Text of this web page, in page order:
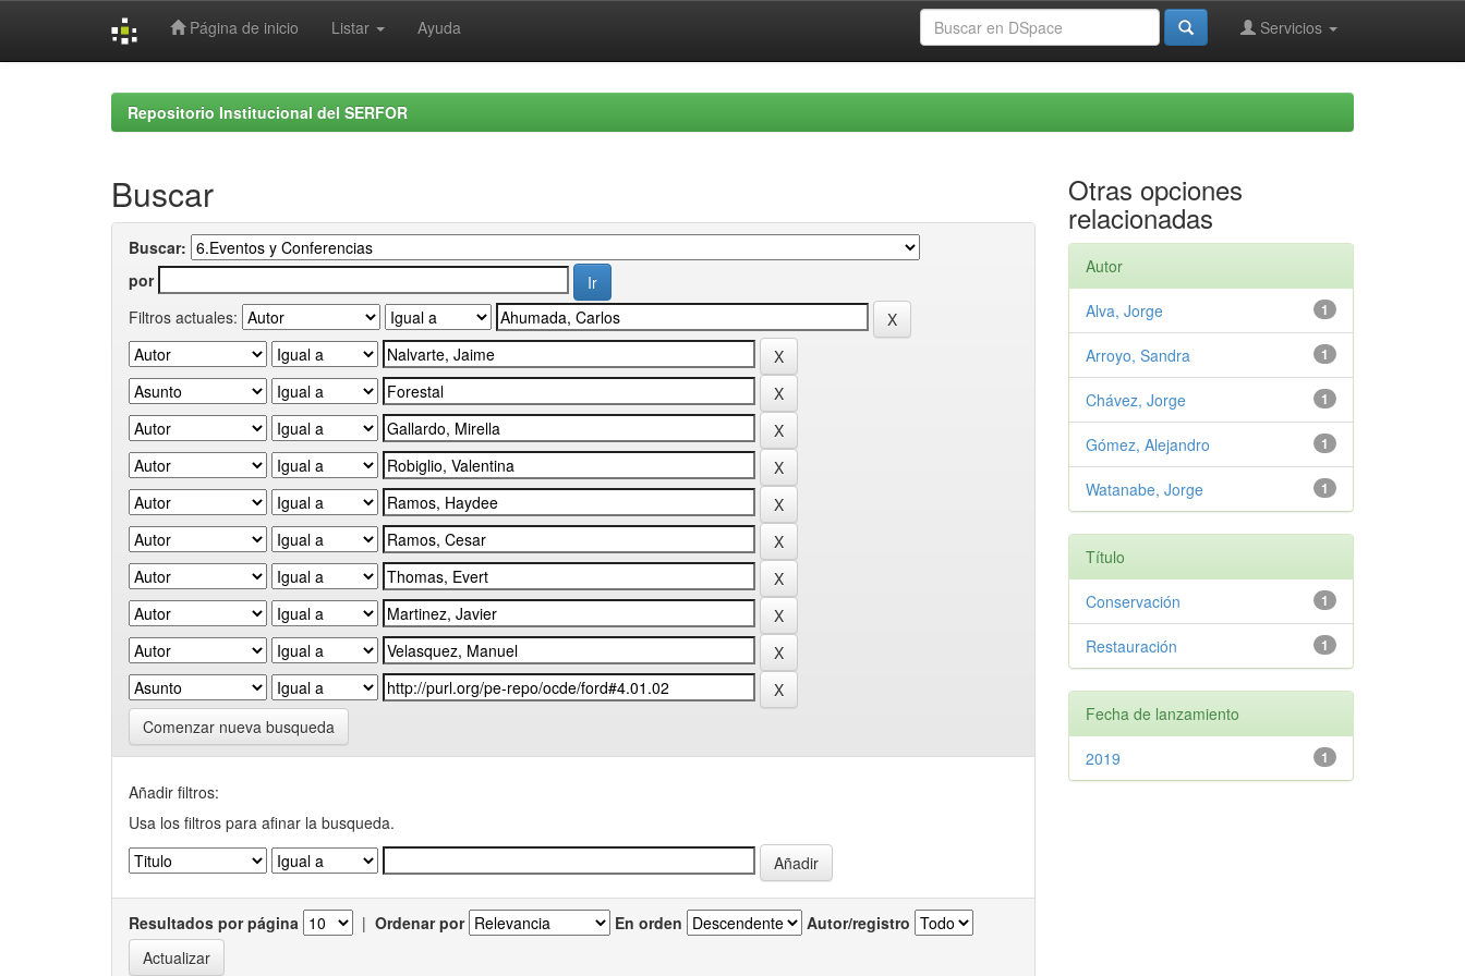
Página de inicio Listar Ayuda Servicios
Repositorio Institucional del SERFOR
Buscar
Buscar:
por
Filtros actuales:
Comenzar nueva busqueda
Añadir filtros:
Usa los filtros para afinar la busqueda.
Resultados por página | Ordenar por En orden Autor/registro
Otras opciones
relacionadas
Autor
1
Alva, Jorge
1
Arroyo, Sandra
1
Chávez, Jorge
1
Gómez, Alejandro
1
Watanabe, Jorge
Título
1
Conservación
1
Restauración
Fecha de lanzamiento
1
2019